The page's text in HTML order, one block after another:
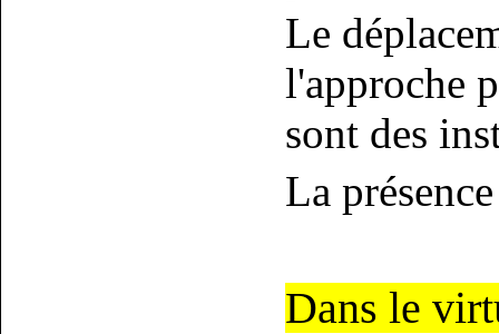
Le
l'approche
sont des
La
Dans le